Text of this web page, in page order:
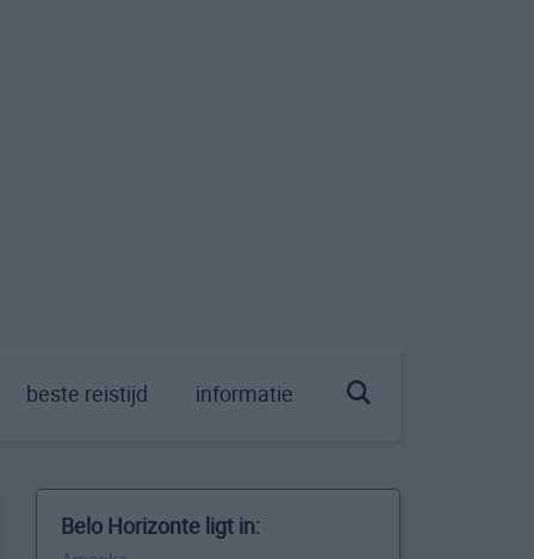
beste reistijd informatie
Belo Horizonte ligt in: